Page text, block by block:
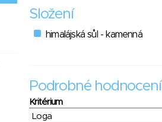
Složení
himalájská sůl - kamenná
Podrobné hodnocení
Kritérium
Loga